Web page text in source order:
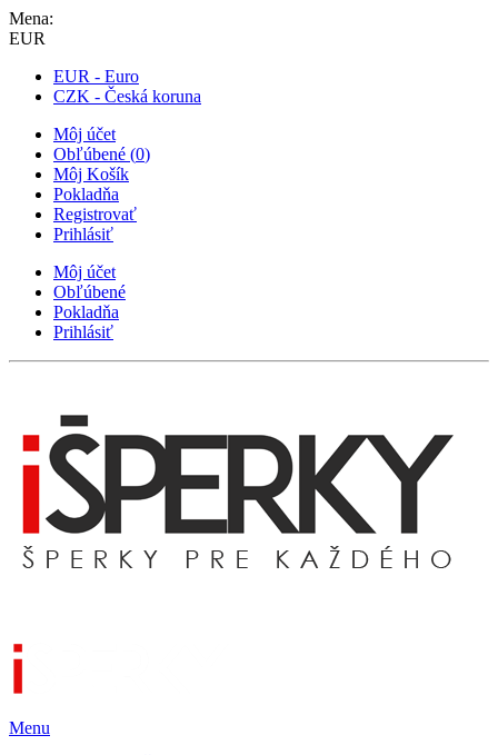
Mena:
EUR
EUR - Euro
CZK - Česká koruna
Môj účet
Obľúbené (0)
Môj Košík
Pokladňa
Registrovať
Prihlásiť
Môj účet
Obľúbené
Pokladňa
Prihlásiť
Menu